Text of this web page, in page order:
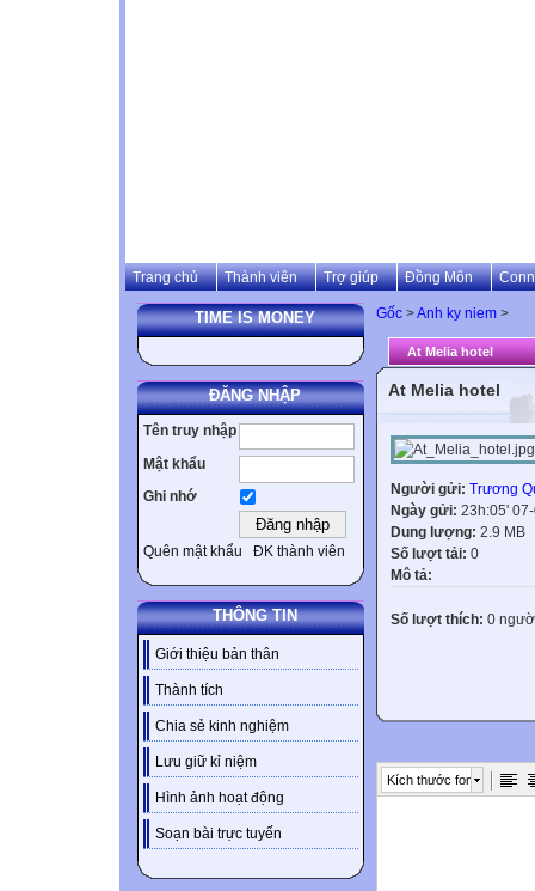
Trang chủ Thành viên Trợ giúp Đồng Môn
TIME IS MONEY
ĐĂNG NHẬP
Tên truy nhập
Mật khẩu
Ghi nhớ
Quên mật khẩu ĐK thành viên
THÔNG TIN
Giới thiệu bản thân
Thành tích
Chia sẻ kinh nghiệm
Lưu giữ kỉ niệm
Hình ảnh hoạt động
Soạn bài trực tuyến
Gốc >Anh ky niem >
At Melia hotel
At Melia hotel
Người gửi: Trương
Ngày gửi: 23h:05'
Dung lượng: 2.9 MB
Số lượt tải: 0
Mô tả:
Số lượt thích: 0
Kích thước font